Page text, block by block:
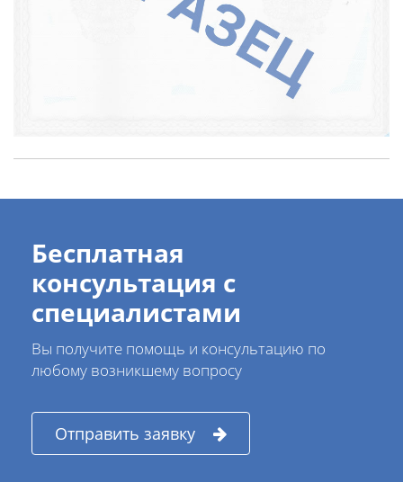
Бесплатная
консультация с
специалистами
Вы получите помощь и консультацию по
любому возникшему вопросу
Отправить заявку